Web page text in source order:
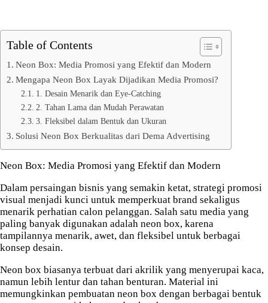
Table of Contents
Neon Box: Media Promosi yang Efektif dan Modern
Mengapa Neon Box Layak Dijadikan Media Promosi?
1. Desain Menarik dan Eye-Catching
2. Tahan Lama dan Mudah Perawatan
3. Fleksibel dalam Bentuk dan Ukuran
Solusi Neon Box Berkualitas dari Dema Advertising
Neon Box: Media Promosi yang Efektif dan Modern
Dalam persaingan bisnis yang semakin ketat, strategi promosi
visual menjadi kunci untuk memperkuat brand sekaligus
menarik perhatian calon pelanggan. Salah satu media yang
paling banyak digunakan adalah neon box, karena
tampilannya menarik, awet, dan fleksibel untuk berbagai
konsep desain.
Neon box biasanya terbuat dari akrilik yang menyerupai kaca,
namun lebih lentur dan tahan benturan. Material ini
memungkinkan pembuatan neon box dengan berbagai bentuk